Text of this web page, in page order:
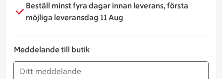
Beställ minst fyra dagar innan leverans, första
möjliga leveransdag 11 Aug
Meddelande till butik